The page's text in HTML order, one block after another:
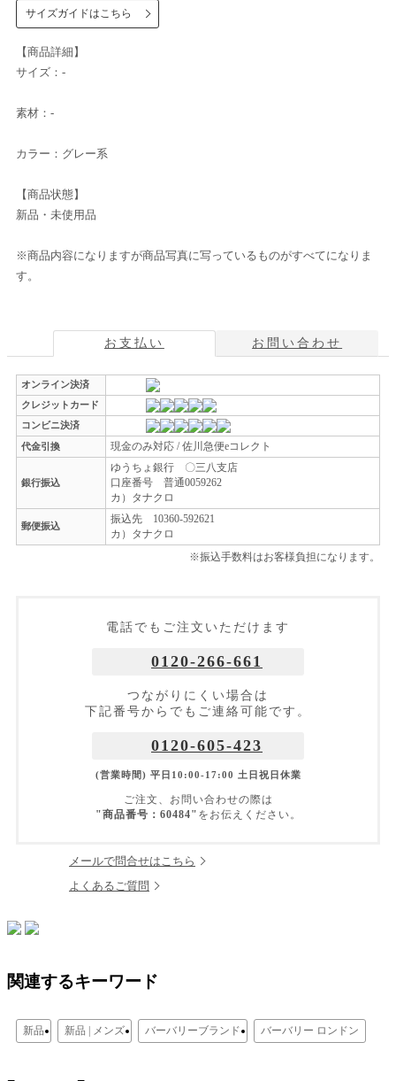
サイズガイドはこちら
【商品詳細】
サイズ：-
素材：-
カラー：グレー系
【商品状態】
新品・未使用品
※商品内容になりますが商品写真に写っているものがすべてになりま
す。
お支払い お問い合わせ
オンライン決済
クレジットカード
コンビニ決済
代金引換
現金のみ対応 / 佐川急便eコレクト
銀行振込
ゆうちょ銀行 〇三八支店
口座番号 普通0059262
カ）タナクロ
郵便振込
振込先 10360-592621
カ）タナクロ
※振込手数料はお客様負担になります。
電話でもご注文いただけます
0120-266-661
つながりにくい場合は
下記番号からでもご連絡可能です。
0120-605-423
(営業時間) 平日10:00-17:00 土日祝日休業
ご注文、お問い合わせの際は
"商品番号：60484" をお伝えください。
メールで問合せはこちら
よくあるご質問
関連するキーワード
新品 新品 | メンズ バーバリーブランド バーバリー ロンドン